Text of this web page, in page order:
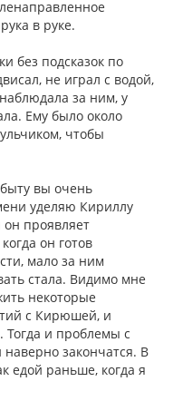
в руке.
без подсказок по
не играл с водой,
за ним, у
Ему было около
чтобы
вы очень
уделяю Кириллу
он проявляет
он готов
мало за ним
стала. Видимо мне
некоторые
с Кирюшей, и
и проблемы с
закончатся. В
едой раньше, когда я